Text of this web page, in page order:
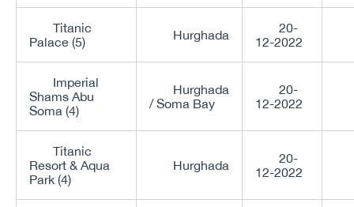
Titanic
Palace (5)
Hurghada
20-
12-2022
Imperial
Shams Abu
Soma (4)
Hurghada
/ Soma Bay
20-
12-2022
Titanic
Resort & Aqua
Park (4)
Hurghada
20-
12-2022